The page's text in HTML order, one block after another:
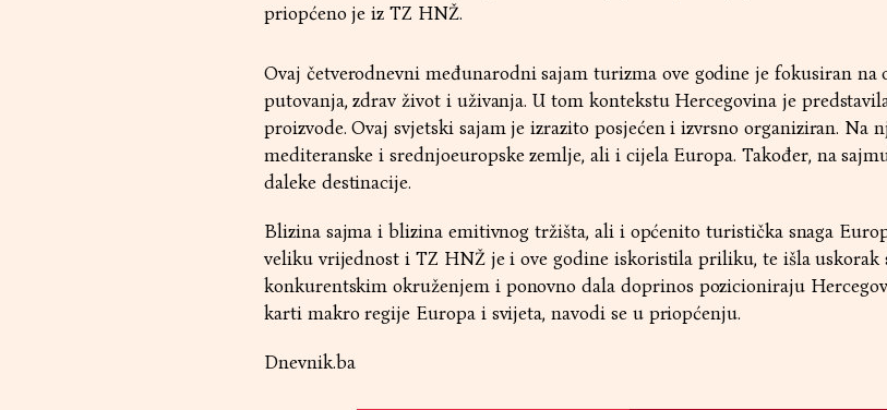
priopćeno je iz TZ HNŽ.
Ovaj četverodnevni međunarodni sajam turizma ove godine je fokusiran na
putovanja, zdrav život i uživanja. U tom kontekstu Hercegovina je
proizvode. Ovaj svjetski sajam je izrazito posjećen i izvrsno organiziran. Na
mediteranske i srednjoeuropske zemlje, ali i cijela Europa. Također, na
daleke destinacije.
Blizina sajma i blizina emitivnog tržišta, ali i općenito turistička snaga
veliku vrijednost i TZ HNŽ je i ove godine iskoristila priliku, te išla uskorak
konkurentskim okruženjem i ponovno dala doprinos pozicioniraju
karti makro regije Europa i svijeta, navodi se u priopćenju.
Dnevnik.ba